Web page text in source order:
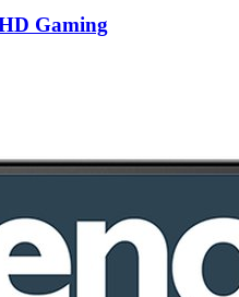
Gaming